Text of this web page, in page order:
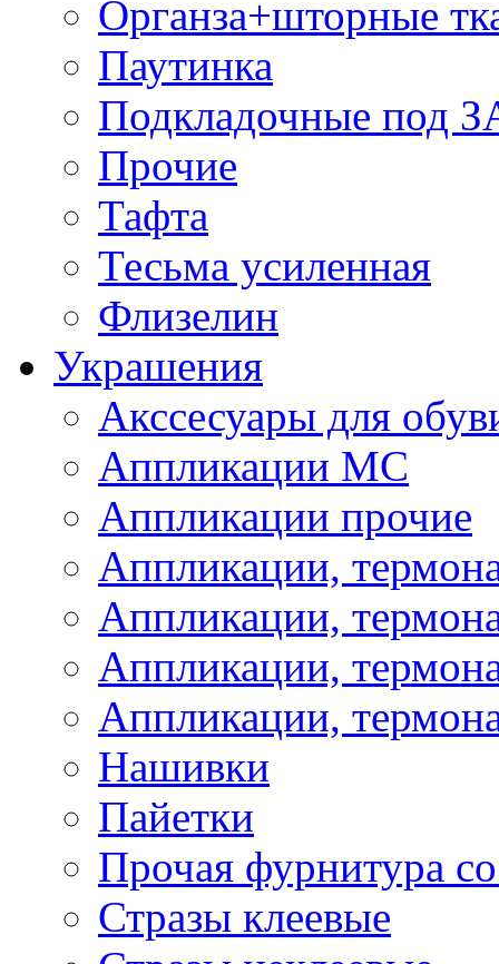
Органза+шторные
Паутинка
Подкладочные под
Прочие
Тафта
Тесьма усиленная
Флизелин
Украшения
Акссесуары для
Аппликации МС
Аппликации прочие
Аппликации,
Аппликации,
Аппликации,
Аппликации,
Нашивки
Пайетки
Прочая фурнитура
Стразы клеевые